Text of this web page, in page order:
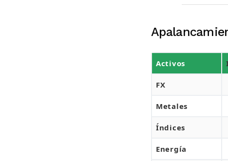
Activos
FX
Metales
Índices
Energía